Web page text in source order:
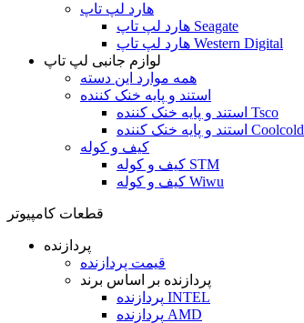
هارد لپ تاپ
هارد لپ تاپ Seagate
هارد لپ تاپ Western Digital
لوازم جانبی لپ تاپ
همه موارد این دسته
استند و پایه خنک کننده
استند و پایه خنک کننده Tsco
استند و پایه خنک کننده Coolcold
کیف و کوله
کیف و کوله STM
کیف و کوله Wiwu
قطعات کامپیوتر
پردازنده
قیمت پردازنده
پردازنده بر اساس برند
پردازنده INTEL
پردازنده AMD